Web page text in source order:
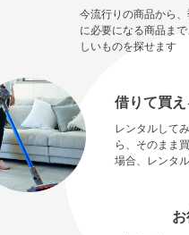
今流行りの商品から
に必要になる商品ま
しいものを探せます
借りて買え
レンタルして
ら、そのまま
場合、レンタ